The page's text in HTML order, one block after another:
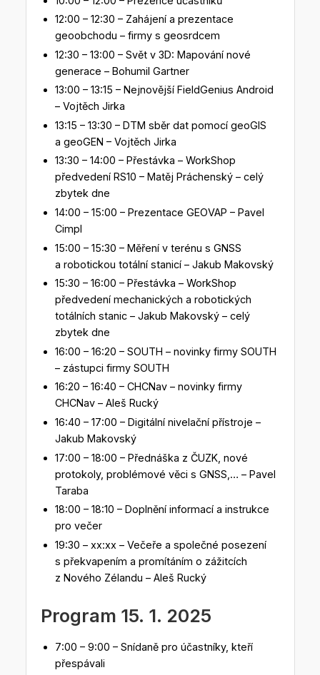
12:00 – 12:30 – Zahájení a prezentace
geoobchodu – firmy s geosrdcem
12:30 – 13:00 – Svět v 3D: Mapování nové
generace – Bohumil Gartner
13:00 – 13:15 – Nejnovější FieldGenius Android
– Vojtěch Jirka
13:15 – 13:30 – DTM sběr dat pomocí geoGIS
a geoGEN – Vojtěch Jirka
13:30 – 14:00 – Přestávka – WorkShop
předvedení RS10 – Matěj Práchenský – celý
zbytek dne
14:00 – 15:00 – Prezentace GEOVAP – Pavel
Cimpl
15:00 – 15:30 – Měření v terénu s GNSS
a robotickou totální stanicí – Jakub Makovský
15:30 – 16:00 – Přestávka – WorkShop
předvedení mechanických a robotických
totálních stanic – Jakub Makovský – celý
zbytek dne
16:00 – 16:20 – SOUTH – novinky firmy SOUTH
– zástupci firmy SOUTH
16:20 – 16:40 – CHCNav – novinky firmy
CHCNav – Aleš Rucký
16:40 – 17:00 – Digitální nivelační přístroje –
Jakub Makovský
17:00 – 18:00 – Přednáška z ČUZK, nové
protokoly, problémové věci s GNSS,… – Pavel
Taraba
18:00 – 18:10 – Doplnění informací a instrukce
pro večer
19:30 – xx:xx – Večeře a společné posezení
s překvapením a promítáním o zážitcích
z Nového Zélandu – Aleš Rucký
Program 15. 1. 2025
7:00 – 9:00 – Snídaně pro účastníky, kteří
přespávali